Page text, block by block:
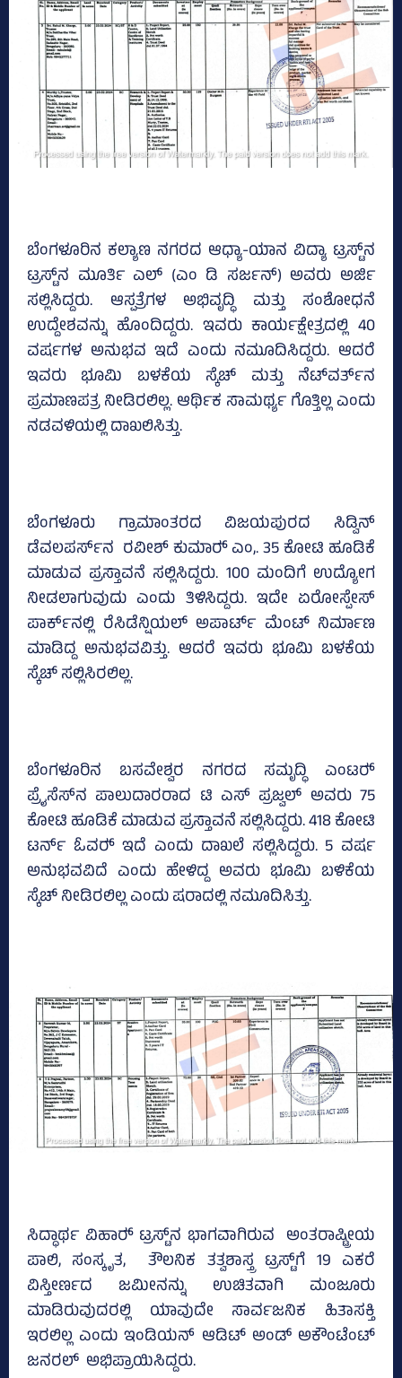
ಬೆಂಗಳೂರಿನ ಕಲ್ಯಾಣ ನಗರದ ಆಧ್ಯಾ-ಯಾನ ವಿದ್ಯಾ ಟ್ರಸ್ಟ್‌ನ
ಟ್ರಸ್ಟ್‌ನ ಮೂರ್ತಿ ಎಲ್‌ (ಎಂ ಡಿ ಸರ್ಜನ್‌) ಅವರು ಅರ್ಜಿ
ಸಲ್ಲಿಸಿದ್ದರು. ಆಸ್ಪತ್ರೆಗಳ ಅಭಿವೃದ್ಧಿ ಮತ್ತು ಸಂಶೋಧನೆ
ಉದ್ದೇಶವನ್ನು ಹೊಂದಿದ್ದರು. ಇವರು ಕಾರ್ಯಕ್ಷೇತ್ರದಲ್ಲಿ 40
ವರ್ಷಗಳ ಅನುಭವ ಇದೆ ಎಂದು ನಮೂದಿಸಿದ್ದರು. ಆದರೆ
ಇವರು ಭೂಮಿ ಬಳಕೆಯ ಸ್ಕೆಚ್‌ ಮತ್ತು ನೆಟ್‌ವರ್ತ್‌ನ
ಪ್ರಮಾಣಪತ್ರ ನೀಡಿರಲಿಲ್ಲ. ಆರ್ಥಿಕ ಸಾಮರ್ಥ್ಯ ಗೊತ್ತಿಲ್ಲ ಎಂದು
ನಡವಳಿಯಲ್ಲಿ ದಾಖಲಿಸಿತ್ತು.
ಬೆಂಗಳೂರು ಗ್ರಾಮಾಂತರದ ವಿಜಯಪುರದ ಸಿಡ್ವಿನ್‌
ಡೆವಲಪರ್ಸ್‌ನ ‌ ರವೀಶ್‌ ಕುಮಾರ್‍‌ ಎಂ,. 35 ಕೋಟಿ ಹೂಡಿಕೆ
ಮಾಡುವ ಪ್ರಸ್ತಾವನೆ ಸಲ್ಲಿಸಿದ್ದರು. 100 ಮಂದಿಗೆ ಉದ್ಯೋಗ
ನೀಡಲಾಗುವುದು ಎಂದು ತಿಳಿಸಿದ್ದರು. ಇದೇ ಏರೋಸ್ಪೇಸ್‌
ಪಾರ್ಕ್‌ನಲ್ಲಿ ರೆಸಿಡೆನ್ಷಿಯಲ್‌ ಅಪಾರ್ಟ್‌ ಮೆಂಟ್‌ ನಿರ್ಮಾಣ
ಮಾಡಿದ್ದ ಅನುಭವವಿತ್ತು. ಆದರೆ ಇವರು ಭೂಮಿ ಬಳಕೆಯ
ಸ್ಕೆಚ್‌ ಸಲ್ಲಿಸಿರಲಿಲ್ಲ.
ಬೆಂಗಳೂರಿನ ಬಸವೇಶ್ವರ ನಗರದ ಸಮೃದ್ಧಿ ಎಂಟರ್‍‌
ಪ್ರೈಸೆಸ್‌ನ ಪಾಲುದಾರರಾದ ಟಿ ಎಸ್‌ ಪ್ರಜ್ವಲ್‌ ಅವರು 75
ಕೋಟಿ ಹೂಡಿಕೆ ಮಾಡುವ ಪ್ರಸ್ತಾವನೆ ಸಲ್ಲಿಸಿದ್ದರು. 418 ಕೋಟಿ
ಟರ್ನ್‌ ಓವರ್‍‌ ಇದೆ ಎಂದು ದಾಖಲೆ ಸಲ್ಲಿಸಿದ್ದರು. 5 ವರ್ಷ
ಅನುಭವವಿದೆ ಎಂದು ಹೇಳಿದ್ದ ಅವರು ಭೂಮಿ ಬಳಿಕೆಯ
ಸ್ಕೆಚ್‌ ನೀಡಿರಲಿಲ್ಲ ಎಂದು ಷರಾದಲ್ಲಿ ನಮೂದಿಸಿತ್ತು.
ಸಿದ್ಧಾರ್ಥ ವಿಹಾರ್‍‌ ಟ್ರಸ್ಟ್‌ನ ಭಾಗವಾಗಿರುವ ಅಂತರಾಷ್ಟ್ರೀಯ
ಪಾಲಿ, ಸಂಸ್ಕೃತ, ತೌಲನಿಕ ತತ್ವಶಾಸ್ತ್ರ ಟ್ರಸ್ಟ್‌ಗೆ 19 ಎಕರೆ
ವಿಸ್ತೀರ್ಣದ ಜಮೀನನ್ನು ಉಚಿತವಾಗಿ ಮಂಜೂರು
ಮಾಡಿರುವುದರಲ್ಲಿ ಯಾವುದೇ ಸಾರ್ವಜನಿಕ ಹಿತಾಸಕ್ತಿ
ಇರಲಿಲ್ಲ ಎಂದು ಇಂಡಿಯನ್‌ ಆಡಿಟ್‌ ಅಂಡ್‌ ಅಕೌಂಟೆಂಟ್‌
ಜನರಲ್‌ ಅಭಿಪ್ರಾಯಿಸಿದ್ದರು.